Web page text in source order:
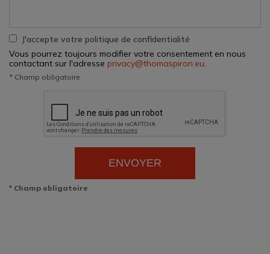
J'accepte votre politique de confidentialité
Vous pourrez toujours modifier votre consentement en nous
contactant sur l'adresse privacy@thomaspiron.eu.
* Champ obligatoire
ENVOYER
* Champ obligatoire